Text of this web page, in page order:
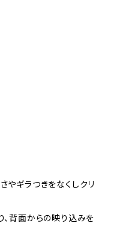
やギラつきをなくしクリ
、背面からの映り込みを